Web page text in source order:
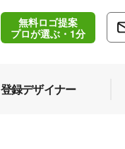
無料ロゴ提案
プロが選ぶ・1分
登録デザイナー